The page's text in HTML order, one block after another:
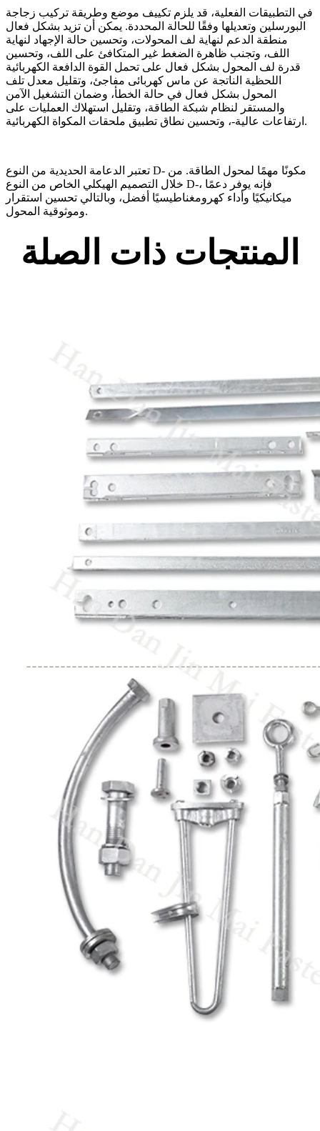
في التطبيقات الفعلية، قد يلزم تكييف موضع وطريقة تركيب زجاجة
البورسلين وتعديلها وفقًا للحالة المحددة. يمكن أن تزيد بشكل فعال
منطقة الدعم لنهاية لف المحولات، وتحسين حالة الإجهاد لنهاية
اللف، وتجنب ظاهرة الضغط غير المتكافئ على اللف، وتحسين
قدرة لف المحول بشكل فعال على تحمل القوة الدافعة الكهربائية
اللحظية الناتجة عن ماس كهربائى مفاجئ، وتقليل معدل تلف
المحول بشكل فعال في حالة الخطأ، وضمان التشغيل الآمن
والمستقر لنظام شبكة الطاقة، وتقليل استهلاك العمليات على
ارتفاعات عالية-، وتحسين نطاق تطبيق ملحقات المكواة الكهربائية.
تعتبر الدعامة الحديدية من النوع D- مكونًا مهمًا لمحول الطاقة. من
خلال التصميم الهيكلي الخاص من النوع D-، فإنه يوفر دعمًا
ميكانيكيًا وأداء كهرومغناطيسيًا أفضل، وبالتالي تحسين استقرار
وموثوقية المحول.
المنتجات ذات الصلة